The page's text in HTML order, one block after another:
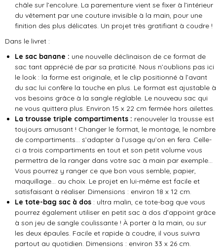
châle sur l’encolure. La parementure vient se fixer à l’intérieur
du vêtement par une couture invisible à la main, pour une
finition des plus délicates. Un projet très gratifiant à coudre !
Dans le livret :
Le sac banane : une nouvelle déclinaison de ce format de
sac tant apprécié de par sa praticité. Nous n’oublions pas ici
le look : la forme est originale, et le clip positionné à l’avant
du sac lui confère la touche en plus. Le format est ajustable à
vos besoins grâce à la sangle réglable. Le nouveau sac qui
ne vous quittera plus. Environ 15 x 22 cm fermée hors ailettes.
La trousse triple compartiments : renouveler la trousse est
toujours amusant ! Changer le format, le montage, le nombre
de compartiments… s’adapter à l’usage qu’on en fera. Celle-
ci a trois compartiments en tout et son petit volume vous
permettra de la ranger dans votre sac à main par exemple…
Vous pourrez y ranger ce que bon vous semble, papier,
maquillage… au choix. Le projet en lui-même est facile et
satisfaisant à réaliser. Dimensions : environ 18 x 12 cm.
Le tote-bag sac à dos : ultra malin, ce tote-bag que vous
pourrez également utiliser en petit sac à dos d’appoint grâce
à son jeu de sangle coulissante ! À porter à la main, ou sur
les deux épaules. Facile et rapide à coudre, il vous suivra
partout au quotidien. Dimensions : environ 33 x 26 cm.